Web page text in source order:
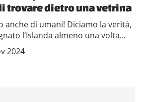
trovare dietro una vetrina
anche di umani! Diciamo la verità,
l’Islanda almeno una volta...
2024